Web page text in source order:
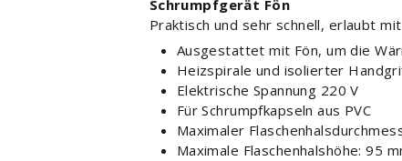
Schrumpfgerät Fön
Praktisch und sehr schnell, erlaubt
Ausgestattet mit Fön, um die
Heizspirale und isolierter
Elektrische Spannung 220 V
Für Schrumpfkapseln aus PVC
Maximaler
Maximale Flaschenhalshöhe: 95